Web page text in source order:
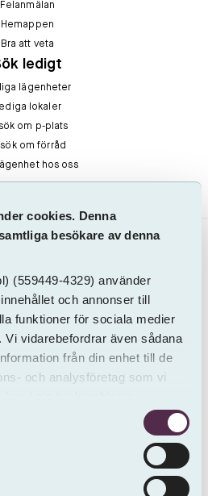
cookies. Denna
besökare av denna
(559449-4329) använder
och annonser till
funktioner för sociala medier
vidarebefordrar även sådana
från din enhet till de
och analysföretag som vi
information som du har
har samlat in från andra än
Felanmälan
Hemappen
Bra att veta
ledigt
lägenheter
lokaler
om p-plats
om förråd
hos oss